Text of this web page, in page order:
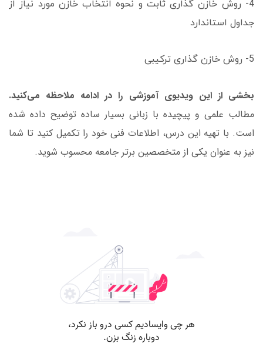
4- روش خازن گذاری ثابت و نحوه انتخاب خازن مورد نیاز از
جداول استاندارد
5- روش خازن گذاری ترکیبی
بخشی از این ویدیوی آموزشی را در ادامه ملاحظه می‌کنید.
مطالب علمی و پیچیده با زبانی بسیار ساده توضیح داده شده
است. با تهیه این درس، اطلاعات فنی خود را تکمیل کنید تا شما
نیز به عنوان یکی از متخصصین برتر جامعه محسوب شوید.